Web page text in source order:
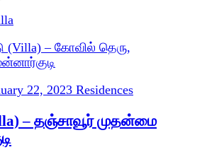
22, 2023 Residences
– தஞ்சாவூர் முதன்மை